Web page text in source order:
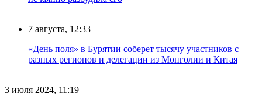
7 августа, 12:33
«День поля» в Бурятии соберет тысячу участников с
разных регионов и делегации из Монголии и Китая
3 июля 2024, 11:19